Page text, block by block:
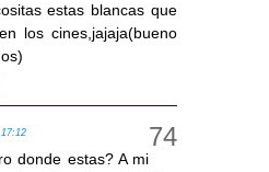
estas blancas que
los cines,jajaja(bueno
donde estas? A mi